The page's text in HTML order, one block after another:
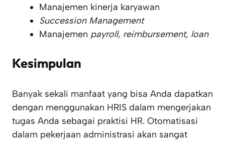
Manajemen kinerja karyawan
Succession Management
Manajemen payroll, reimbursement, loan
Kesimpulan
Banyak sekali manfaat yang bisa Anda dapatkan
dengan menggunakan HRIS dalam mengerjakan
tugas Anda sebagai praktisi HR. Otomatisasi
dalam pekerjaan administrasi akan sangat